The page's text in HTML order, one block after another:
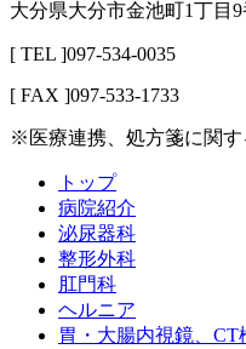
大分県大分市金池町1丁目9
[ TEL ]097-534-0035
[ FAX ]097-533-1733
※医療連携、処方箋に関す
トップ
病院紹介
泌尿器科
整形外科
肛門科
ヘルニア
胃・大腸内視鏡、CT